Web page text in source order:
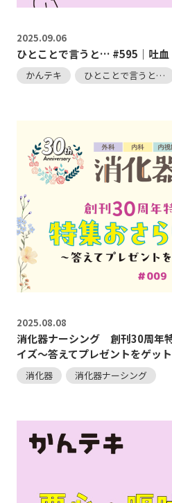
2025.09.06
ひとことで言うと… #595｜吐血
かんテキ ひとことで言うと…
2025.08.08
消化器ナーシング 創刊30周年
イズ～答えてプレゼントをゲッ
消化器 消化器ナーシング